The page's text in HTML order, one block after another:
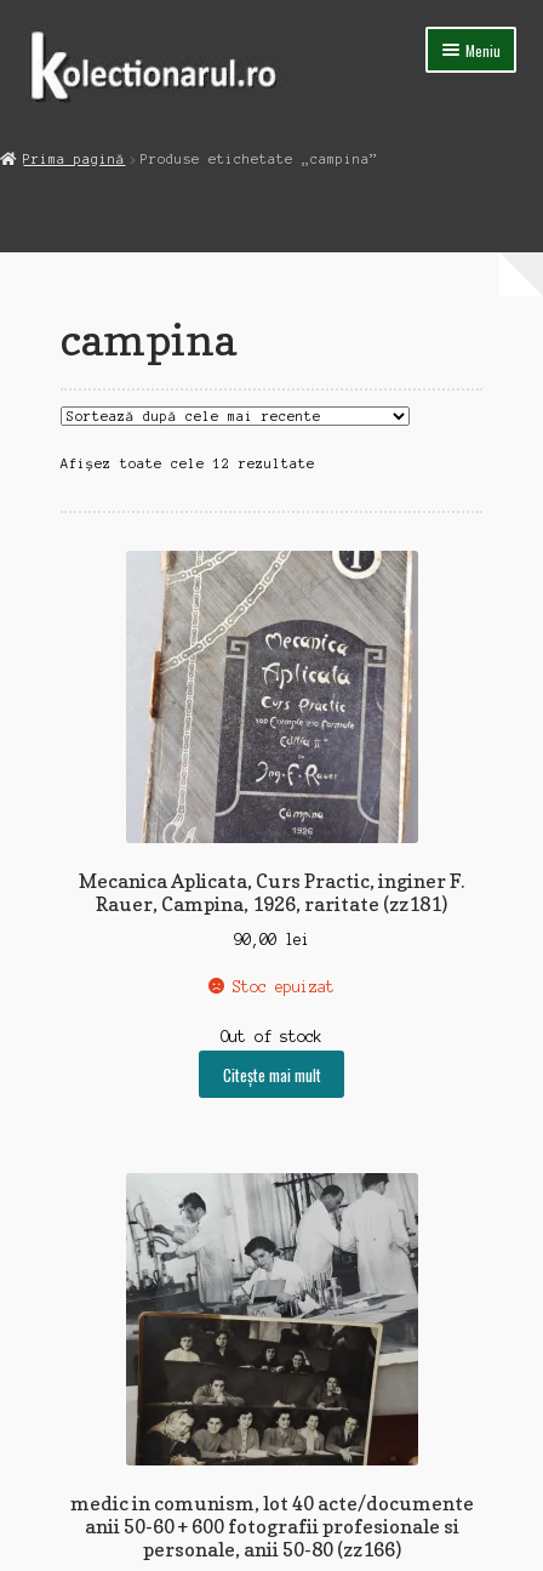
Sari
navigare
Sari
conținut
Meniu
Contact
Prima pagină Produse etichetate „campina”
campina
Afișez toate cele 12 rezultateSortat
cele
recente
Mecanica Aplicata, Curs Practic, inginer F.
Rauer, Campina, 1926, raritate (zz181)
90,00 lei
Stoc epuizat
Out of stock
Citește mai mult
medic in comunism, lot 40 acte/documente
anii 50-60 + 600 fotografii profesionale si
personale, anii 50-80 (zz166)